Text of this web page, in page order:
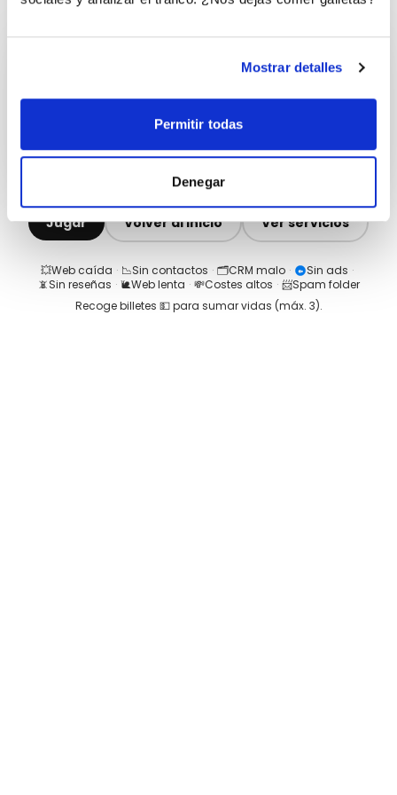
Mostrar detalles
Permitir todas
Denegar
Jugar Volver al inicio Ver servicios
💥Web caída · 📉Sin contactos · 🗂️CRM malo · Sin ads ·
📵Sin reseñas · 🐌Web lenta · 💸Costes altos · 📨Spam folder
Recoge billetes 💵 para sumar vidas (máx. 3).